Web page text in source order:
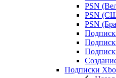
PSN
PSN
PSN
Подписки